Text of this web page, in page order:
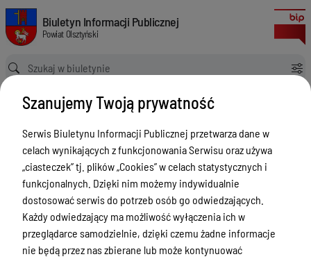
Zgłoszenia budowy 2024
Biuletyn Informacji Publicznej Powiat Olsztyński
Biuletyn Informacji Publicznej
Powiat Olsztyński
Ścieżka powrotu
Strona główna Rejestry budowlane Zgłoszenia budowy 2024
Rejestry budowlane
Menu Przedmiotowe
Kontakt i telefony w urzędzie
Ogłoszenia
Powiat Olsztyński
Rada Powiatu
Szanujemy Twoją prywatność
Serwis Biuletynu Informacji Publicznej przetwarza dane w
celach wynikających z funkcjonowania Serwisu oraz używa
„ciasteczek” tj. plików „Cookies” w celach statystycznych i
funkcjonalnych. Dzięki nim możemy indywidualnie
dostosować serwis do potrzeb osób go odwiedzających.
Każdy odwiedzający ma możliwość wyłączenia ich w
przeglądarce samodzielnie, dzięki czemu żadne informacje
nie będą przez nas zbierane lub może kontynuować